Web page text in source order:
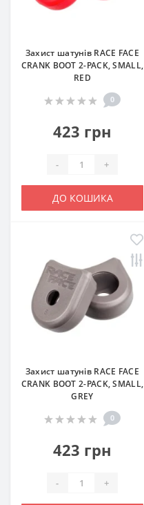
Захист шатунів RACE FACE
CRANK BOOT 2-PACK, SMALL,
RED
0
423 грн
- +
ДО КОШИКА
Захист шатунів RACE FACE
CRANK BOOT 2-PACK, SMALL,
GREY
0
423 грн
- +